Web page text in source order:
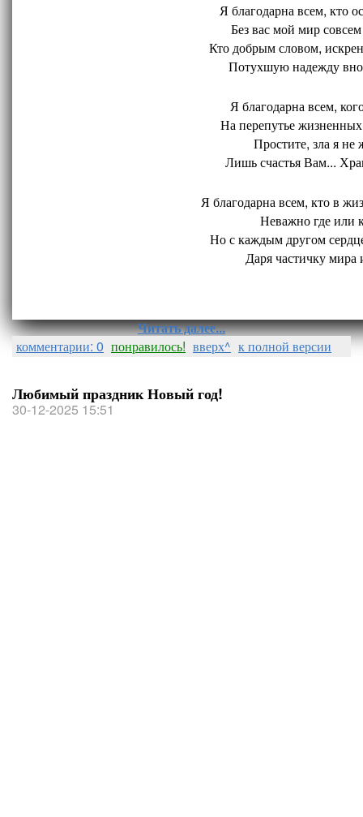
Я благодарна всем, кто
Без вас мой мир
Кто добрым словом,
Потухшую надежду
Я благодарна всем,
На перепутье
Простите, зла я не
Лишь счастья Вам...
Я благодарна всем, кто в
Неважно где или
Но с каждым другом
Даря частичку мира
Читать далее...
комментарии: 0 понравилось! вверх^ к полной версии
Любимый праздник Новый год!
30-12-2025 15:51